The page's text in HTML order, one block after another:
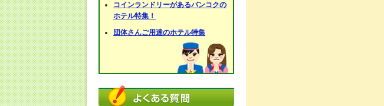
コインランドリーがあるバンコクの
ホテル特集！
団体さんご用達のホテル特集